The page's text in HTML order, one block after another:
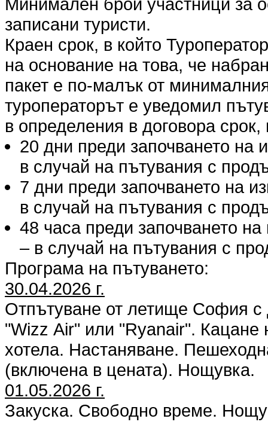
записани туристи.
Краен срок, в който
на основание на това, че
пакет е по-малък от
туроператорът е уведомил
в определения в договора
20 дни преди започването на
в случай на пътувания с
7 дни преди започването на
в случай на пътувания с
48 часа преди започването
– в случай на пътувания с
Програма на пътуването:
30.04.2026 г.
Отпътуване от летище София с
"Wizz Аir" или "Ryanair".
хотела. Настаняване.
(включена в цената). Нощувка.
01.05.2026 г.
Закуска. Свободно време.